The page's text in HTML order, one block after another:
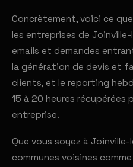
Concrètement, voici ce
les entreprises de
emails et demandes
la génération de devis et
clients, et le reporting
15 à 20 heures récupérées
entreprise.
Que vous soyez à
communes voisines